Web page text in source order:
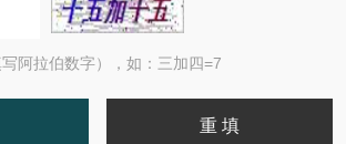
阿拉伯数字），如：三加四=7